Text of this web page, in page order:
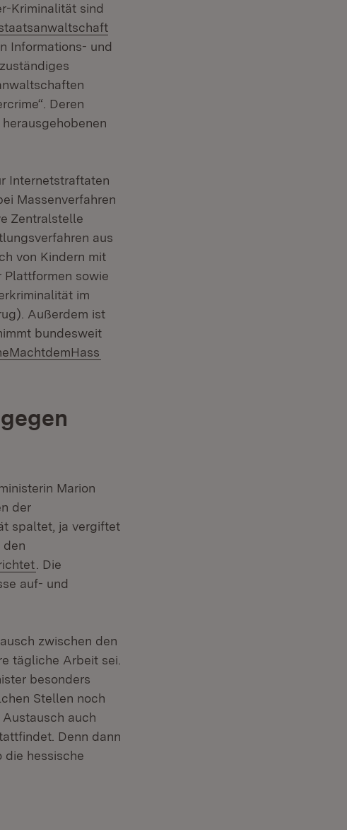
Kriminalität sind
Informations- und
Deren
in neuem Fenster)
Internetstraftaten
Massenverfahren
Zentralstelle
aus
von Kindern mit
sowie
im
Außerdem ist
bundesweit
Marion
der
spaltet, ja vergiftet
den
. Die
auf- und
zwischen den
tägliche Arbeit sei.
besonders
Stellen noch
auch
Denn dann
die hessische